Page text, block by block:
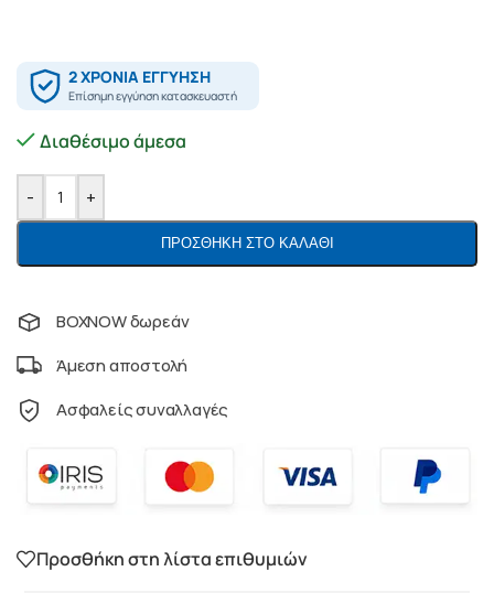
Διαθέσιμο άμεσα
- +
ΠΡΟΣΘΉΚΗ ΣΤΟ ΚΑΛΆΘΙ
BOXNOW δωρεάν
Άμεση αποστολή
Ασφαλείς συναλλαγές
Προσθήκη στη λίστα επιθυμιών